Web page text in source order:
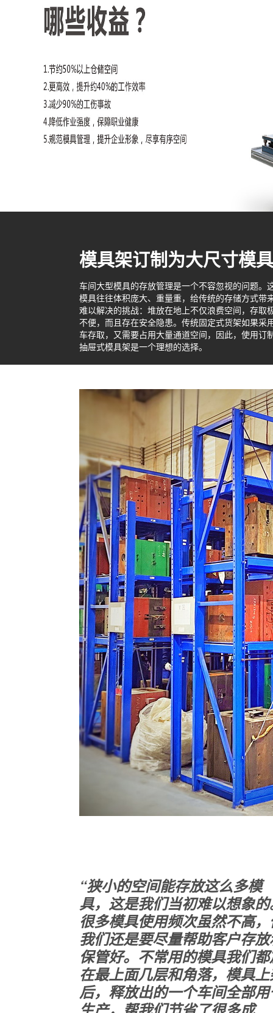
模具架订制为大尺寸模
车间大型模具的存放管理是一个不容忽视的问题。
模具往往体积庞大、重量重，给传统的存储方式带
难以解决的挑战：堆放在地上不仅浪费空间，存取
不便，而且存在安全隐患。传统固定式货架如果采
车存取，又需要占用大量通道空间，因此，使用订
抽屉式模具架是一个理想的选择。
“狭小的空间能存放这么多模
具，这是我们当初难以想象
很多模具使用频次虽然不高
我们还是要尽量帮助客户存
保管好。不常用的模具我们
在最上面几层和角落，模具
后，释放出的一个车间全部